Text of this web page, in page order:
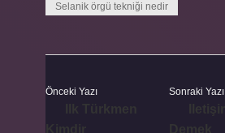
Selanik örgü tekniği nedir
Önceki Yazı Sonraki Yazı